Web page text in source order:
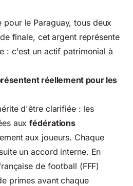
pour le Paraguay, tous deux
finale, cet argent représente
: c'est un actif patrimonial à
réellement pour les
d'être clarifiée : les
auxfédérations
aux joueurs. Chaque
un accord interne. En
de football (FFF)
primes avant chaque